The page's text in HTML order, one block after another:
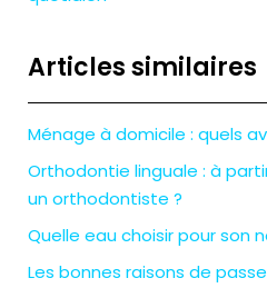
Articles similaires
Ménage à domicile : quels
Orthodontie linguale : à
un orthodontiste ?
Quelle eau choisir pour son
Les bonnes raisons de